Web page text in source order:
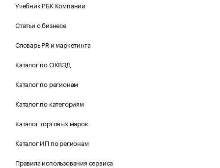
Учебник РБК Компании
Статьи о бизнесе
Словарь PR и маркетинга
Каталог по ОКВЭД
Каталог по регионам
Каталог по категориям
Каталог торговых марок
Каталог ИП по регионам
Правила использования сервиса